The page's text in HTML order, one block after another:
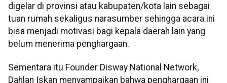
digelar di provinsi atau kabupaten/kota lain sebagai
tuan rumah sekaligus narasumber sehingga acara ini
bisa menjadi motivasi bagi kepala daerah lain yang
belum menerima penghargaan.
Sementara itu Founder Disway National Network,
Dahlan Iskan menyampaikan bahwa penghargaan ini